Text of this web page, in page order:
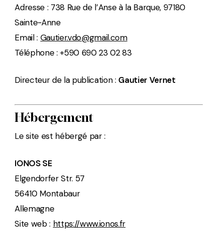
Adresse : 738 Rue de l’Anse à la Barque, 97180
Sainte-Anne
Email : Gautier.vdo@gmail.com
Téléphone : +590 690 23 02 83
Directeur de la publication : Gautier Vernet
Hébergement
Le site est hébergé par :
IONOS SE
Elgendorfer Str. 57
56410 Montabaur
Allemagne
Site web : https://www.ionos.fr